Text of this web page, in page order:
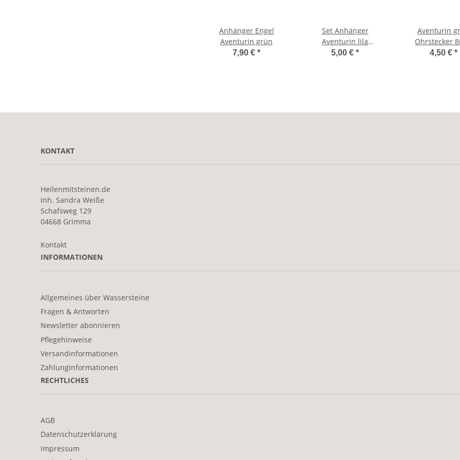
Anhänger Engel
Aventurin grün
7,90 € *
Set Anhänger
Aventurin lila
"Rechteck" und
5,00 € *
Aventurin
Ohrstecker
4,50 € *
KONTAKT
Heilenmitsteinen.de
Inh. Sandra Weiße
Schafsweg 129
04668 Grimma
Kontakt
INFORMATIONEN
Allgemeines über Wassersteine
Fragen & Antworten
Newsletter abonnieren
Pflegehinweise
Versandinformationen
Zahlunginformationen
RECHTLICHES
AGB
Datenschutzerklärung
Impressum